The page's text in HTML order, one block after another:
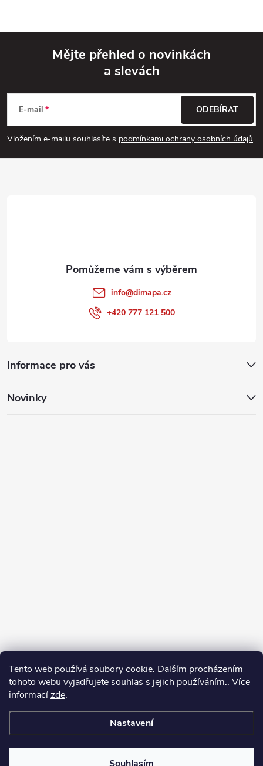
Tento web používá soubory cookie. Dalším procházením
tohoto webu vyjadřujete souhlas s jejich používáním.. Více
informacízde.
Nastavení
p
a
Mějte přehled o novinkách
a slevách
E-mail
Vložením e-mailu souhlasíte s podmínkami ochrany osobních údajů
ODEBÍRAT
Informace pro vás
Novinky
info@dimapa.cz
+420 777 121 500
Copyright 2026Můj e-shop. Všechna práva vyhrazena.